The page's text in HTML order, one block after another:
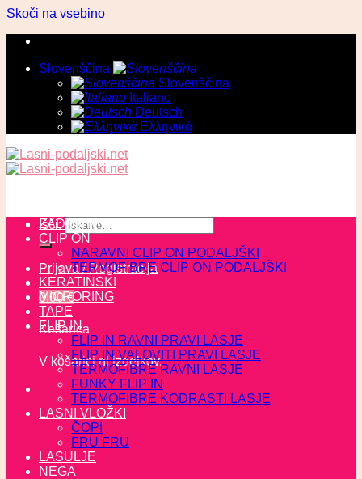
Skoči na vsebino
Slovenščina
Slovenščina
Italiano
Deutsch
Ελληνικά
Išči:
Prijava / Registracija
0,00€
Košarica
V košarici ni izdelkov.
ZADNJI KOSI
CLIP ON
NARAVNI CLIP ON PODALJŠKI
TERMOFIBRE CLIP ON PODALJŠKI
KERATINSKI
MICRORING
TAPE
FLIP IN
FLIP IN RAVNI PRAVI LASJE
FLIP IN VALOVITI PRAVI LASJE
TERMOFIBRE RAVNI LASJE
FUNKY FLIP IN
TERMOFIBRE KODRASTI LASJE
LASNI VLOŽKI
ČOPI
FRU FRU
LASULJE
NEGA